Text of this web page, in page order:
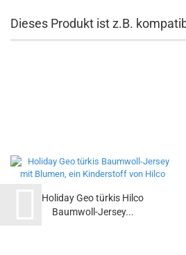
Dieses Produkt ist z.B.
Holiday Geo türkis Hilco
Baumwoll-Jersey...